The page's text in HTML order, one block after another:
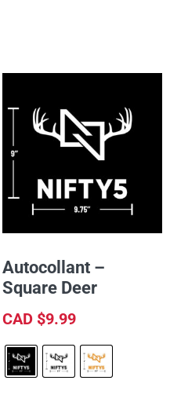
Autocollant –
Square Deer
CAD $9.99